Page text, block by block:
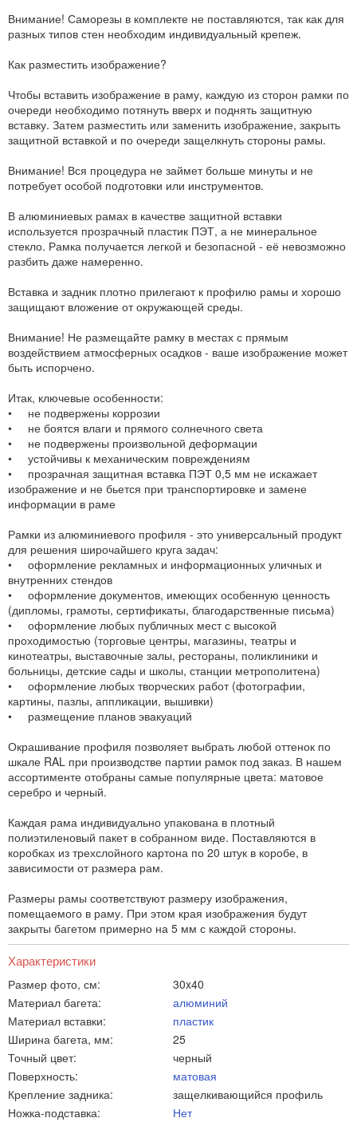
Внимание! Саморезы в комплекте не поставляются, так как для
разных типов стен необходим индивидуальный крепеж.
Как разместить изображение?
Чтобы вставить изображение в раму, каждую из сторон рамки по
очереди необходимо потянуть вверх и поднять защитную
вставку. Затем разместить или заменить изображение, закрыть
защитной вставкой и по очереди защелкнуть стороны рамы.
Внимание! Вся процедура не займет больше минуты и не
потребует особой подготовки или инструментов.
В алюминиевых рамах в качестве защитной вставки
используется прозрачный пластик ПЭТ, а не минеральное
стекло. Рамка получается легкой и безопасной - её невозможно
разбить даже намеренно.
Вставка и задник плотно прилегают к профилю рамы и хорошо
защищают вложение от окружающей среды.
Внимание! Не размещайте рамку в местах с прямым
воздействием атмосферных осадков - ваше изображение может
быть испорчено.
Итак, ключевые особенности:
• не подвержены коррозии
• не боятся влаги и прямого солнечного света
• не подвержены произвольной деформации
• устойчивы к механическим повреждениям
• прозрачная защитная вставка ПЭТ 0,5 мм не искажает
изображение и не бьется при транспортировке и замене
информации в раме
Рамки из алюминиевого профиля - это универсальный продукт
для решения широчайшего круга задач:
• оформление рекламных и информационных уличных и
внутренних стендов
• оформление документов, имеющих особенную ценность
(дипломы, грамоты, сертификаты, благодарственные письма)
• оформление любых публичных мест с высокой
проходимостью (торговые центры, магазины, театры и
кинотеатры, выставочные залы, рестораны, поликлиники и
больницы, детские сады и школы, станции метрополитена)
• оформление любых творческих работ (фотографии,
картины, пазлы, аппликации, вышивки)
• размещение планов эвакуаций
Окрашивание профиля позволяет выбрать любой оттенок по
шкале RAL при производстве партии рамок под заказ. В нашем
ассортименте отобраны самые популярные цвета: матовое
серебро и черный.
Каждая рама индивидуально упакована в плотный
полиэтиленовый пакет в собранном виде. Поставляются в
коробках из трехслойного картона по 20 штук в коробе, в
зависимости от размера рам.
Размеры рамы соответствуют размеру изображения,
помещаемого в раму. При этом края изображения будут
закрыты багетом примерно на 5 мм с каждой стороны.
Характеристики
Размер фото, см:
30x40
Материал багета:
алюминий
Материал вставки:
пластик
Ширина багета, мм:
25
Точный цвет:
черный
Поверхность:
матовая
Крепление задника:
защелкивающийся профиль
Ножка-подставка:
Нет